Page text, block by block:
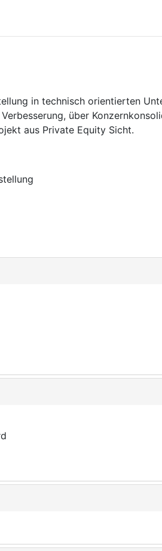
in technisch orientierten
über
aus Private Equity Sicht.